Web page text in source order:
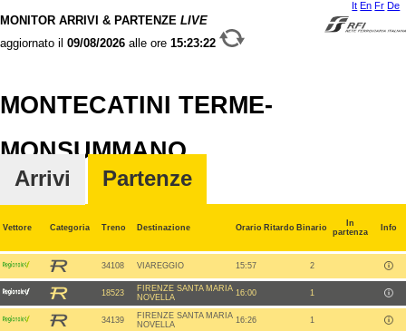
It En Fr De
MONITOR ARRIVI & PARTENZE LIVE
aggiornato il 09/08/2026 alle ore 15:23:22
MONTECATINI TERME-
MONSUMMANO
Arrivi Partenze
Vettore Categoria Treno Destinazione Orario Ritardo Binario
In
partenza
Info
34108 VIAREGGIO 15:57 2
18523
FIRENZE SANTA MARIA
NOVELLA
16:00 1
34139
FIRENZE SANTA MARIA
NOVELLA
16:26 1